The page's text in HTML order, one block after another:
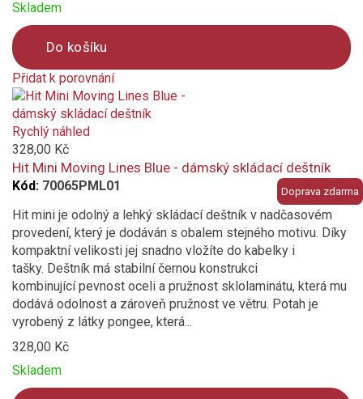
Skladem
Do košíku
Přidat k porovnání
Product
is
added
to
compare
Doprava zdarma
Rychlý náhled
328,00 Kč
Hit Mini Moving Lines Blue - dámský skládací deštník
Kód: 70065PML01
Hit mini je odolný a lehký skládací deštník v nadčasovém
provedení, který je dodáván s obalem stejného motivu. Díky
kompaktní velikosti jej snadno vložíte do kabelky i
tašky. Deštník má stabilní černou konstrukci
kombinující pevnost oceli a pružnost sklolaminátu, která mu
dodává odolnost a zároveň pružnost ve větru. Potah je
vyrobený z látky pongee, která...
328,00 Kč
Skladem